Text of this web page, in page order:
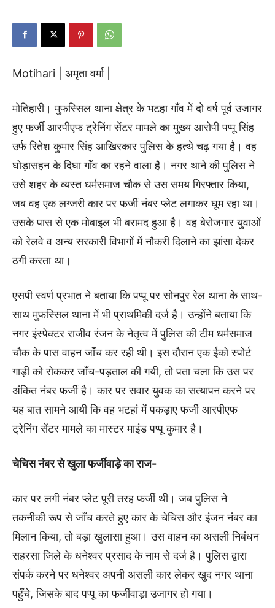
Motihari | अमृता वर्मा |
मोतिहारी। मुफस्सिल थाना क्षेत्र के भटहा गाँव में दो वर्ष पूर्व उजागर
हुए फर्जी आरपीएफ ट्रेनिंग सेंटर मामले का मुख्य आरोपी पप्पू सिंह
उर्फ रितेश कुमार सिंह आखिरकार पुलिस के हत्थे चढ़ गया है। वह
घोड़ासहन के दिघा गाँव का रहने वाला है। नगर थाने की पुलिस ने
उसे शहर के व्यस्त धर्मसमाज चौक से उस समय गिरफ्तार किया,
जब वह एक लग्जरी कार पर फर्जी नंबर प्लेट लगाकर घूम रहा था।
उसके पास से एक मोबाइल भी बरामद हुआ है। वह बेरोजगार युवाओं
को रेलवे व अन्य सरकारी विभागों में नौकरी दिलाने का झांसा देकर
ठगी करता था।
एसपी स्वर्ण प्रभात ने बताया कि पप्पू पर सोनपुर रेल थाना के साथ-
साथ मुफस्सिल थाना में भी प्राथमिकी दर्ज है। उन्होंने बताया कि
नगर इंस्पेक्टर राजीव रंजन के नेतृत्व में पुलिस की टीम धर्मसमाज
चौक के पास वाहन जाँच कर रही थी। इस दौरान एक ईको स्पोर्ट
गाड़ी को रोककर जाँच-पड़ताल की गयी, तो पता चला कि उस पर
अंकित नंबर फर्जी है। कार पर सवार युवक का सत्यापन करने पर
यह बात सामने आयी कि वह भटहां में पकड़ाए फर्जी आरपीएफ
ट्रेनिंग सेंटर मामले का मास्टर माइंड पप्पू कुमार है।
चेचिस नंबर से खुला फर्जीवाड़े का राज-
कार पर लगी नंबर प्लेट पूरी तरह फर्जी थी। जब पुलिस ने
तकनीकी रूप से जाँच करते हुए कार के चेचिस और इंजन नंबर का
मिलान किया, तो बड़ा खुलासा हुआ। उस वाहन का असली निबंधन
सहरसा जिले के धनेश्वर प्रसाद के नाम से दर्ज है। पुलिस द्वारा
संपर्क करने पर धनेश्वर अपनी असली कार लेकर खुद नगर थाना
पहुँचे, जिसके बाद पप्पू का फर्जीवाड़ा उजागर हो गया।